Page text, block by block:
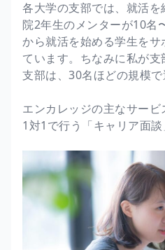
各大学の支部では、就活
院2年生のメンターが10名
から就活を始める学生を
ています。ちなみに私が
支部は、30名ほどの規模で
エンカレッジの主なサー
1対1で行う「キャリア面談